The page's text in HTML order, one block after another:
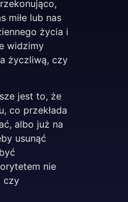
miłe lub nas
życia i
widzimy
życzliwą, czy
jest to, że
co przekłada
albo już na
usunąć
nie
czy